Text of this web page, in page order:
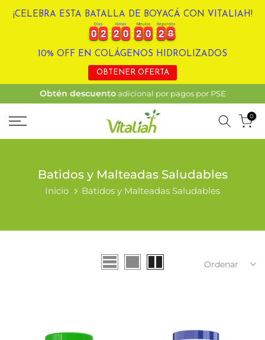
Ir¡CELEBRA ESTA BATALLA DE BOYACÁ CON VITALIAH!
0
0
0
0 2
2
2
2
Días
2
2
2
2 0
0
0
0
Horas
2
2
2
2 0
0
0
0
Minutos
2
2
2
2 8
8
9
Segundos
10% OFF EN COLÁGENOS HIDROLIZADOS
OBTENER OFERTA
Obtén descuentoadicional por pagos por PSE
0
Batidos y Malteadas Saludables
Inicio Batidos y Malteadas Saludables
Ordenar